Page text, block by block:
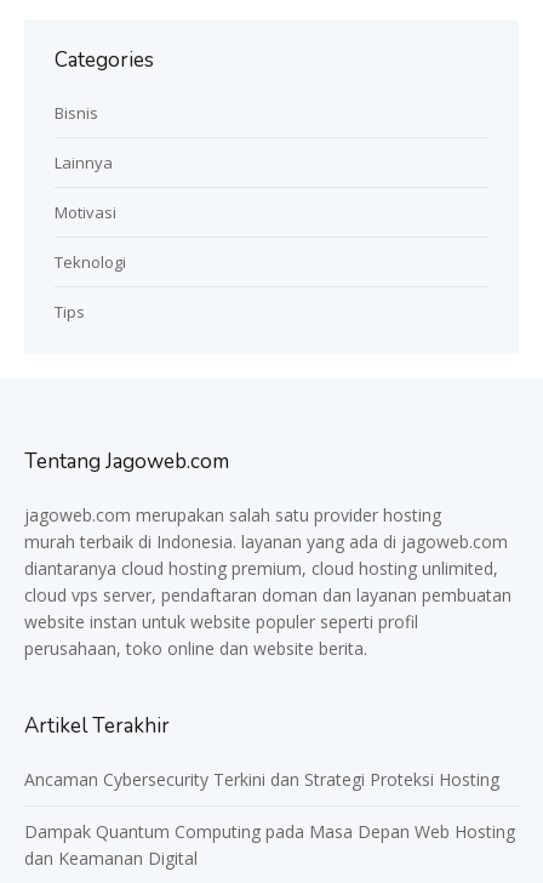
Categories
Bisnis
Lainnya
Motivasi
Teknologi
Tips
Tentang Jagoweb.com
jagoweb.com merupakan salah satu provider hosting
murah terbaik di Indonesia. layanan yang ada di jagoweb.com
diantaranya cloud hosting premium, cloud hosting unlimited,
cloud vps server, pendaftaran doman dan layanan pembuatan
website instan untuk website populer seperti profil
perusahaan, toko online dan website berita.
Artikel Terakhir
Ancaman Cybersecurity Terkini dan Strategi Proteksi Hosting
Dampak Quantum Computing pada Masa Depan Web Hosting
dan Keamanan Digital